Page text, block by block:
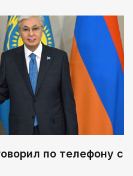
по телефону с